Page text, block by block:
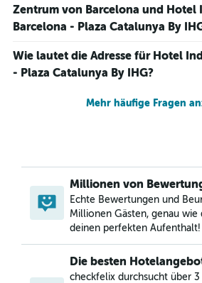
Zentrum von Barcelona und Hotel
Barcelona - Plaza Catalunya By
Wie lautet die Adresse für Hotel
- Plaza Catalunya By IHG?
Mehr häufige Fragen
Millionen von
Echte Bewertungen und
Millionen Gästen, genau wie
deinen perfekten Aufenthalt!
Die besten
checkfelix durchsucht über